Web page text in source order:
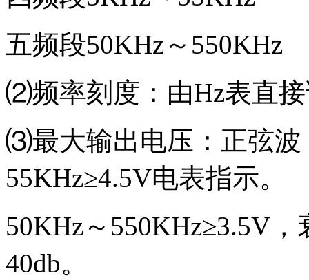
五频段50KHz～550KHz
⑵频率刻度：由Hz表直
⑶最大输出电压：正弦波
55KHz≥4.5V电表指示。
50KHz～550KHz≥3.5V
40db。